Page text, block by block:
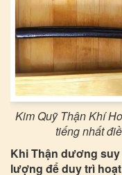
Kim Quỹ Thận Khí
tiếng nhất
Khi Thận dương
lượng để duy trì